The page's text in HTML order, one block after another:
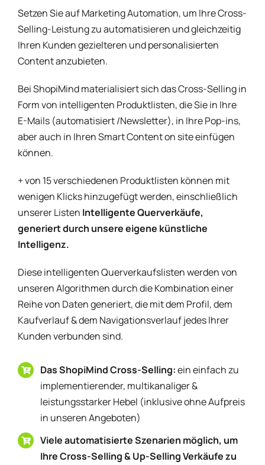
Setzen Sie auf Marketing Automation, um Ihre Cross-
Selling-Leistung zu automatisieren und gleichzeitig
Ihren Kunden gezielteren und personalisierten
Content anzubieten.
Bei ShopiMind materialisiert sich das Cross-Selling in
Form von intelligenten Produktlisten, die Sie in Ihre
E-Mails (automatisiert /Newsletter), in Ihre Pop-ins,
aber auch in Ihren Smart Content on site einfügen
können.
+ von 15 verschiedenen Produktlisten können mit
wenigen Klicks hinzugefügt werden, einschließlich
unserer Listen Intelligente Querverkäufe,
generiert durch unsere eigene künstliche
Intelligenz.
Diese intelligenten Querverkaufslisten werden von
unseren Algorithmen durch die Kombination einer
Reihe von Daten generiert, die mit dem Profil, dem
Kaufverlauf & dem Navigationsverlauf jedes Ihrer
Kunden verbunden sind.
Das ShopiMind Cross-Selling:ein einfach zu
implementierender, multikanaliger &
leistungsstarker Hebel (inklusive ohne Aufpreis
in unseren Angeboten)
Viele automatisierte Szenarien möglich, um
Ihre Cross-Selling & Up-Selling Verkäufe zu